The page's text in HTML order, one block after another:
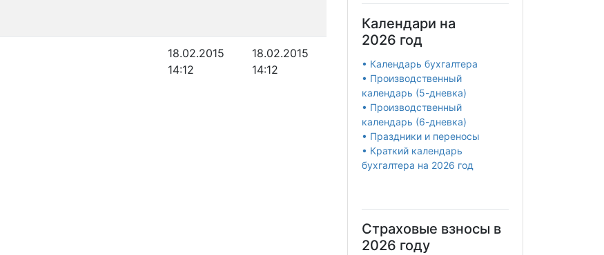
18.02.2015
14:12
18.02.2015
14:12
Календари на
2026 год
• Календарь бухгалтера
• Производственный
календарь (5-дневка)
• Производственный
календарь (6-дневка)
• Праздники и переносы
• Краткий календарь
бухгалтера на 2026 год
Страховые взносы в
2026 году